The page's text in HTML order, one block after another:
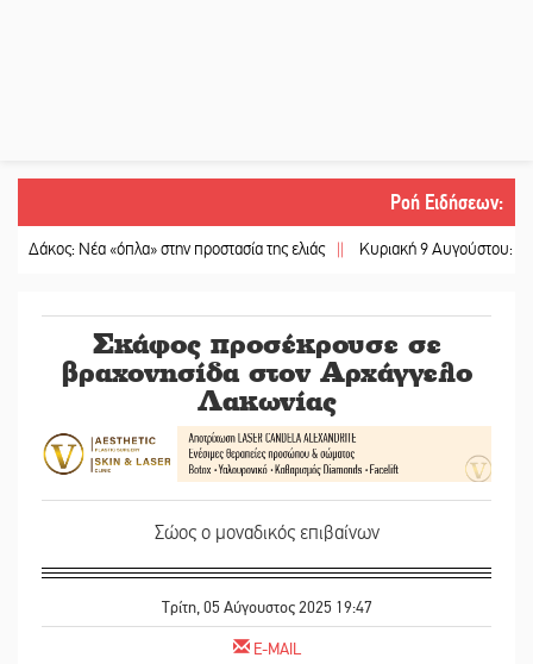
Ροή Ειδήσεων:
Νέα «όπλα» στην προστασία της ελιάς || Κυριακή 9 Αυγούστου:
Σκάφος προσέκρουσε σε
βραχονησίδα στον Αρχάγγελο
Λακωνίας
Σώος ο μοναδικός επιβαίνων
Τρίτη, 05 Αύγουστος 2025 19:47
E-MAIL